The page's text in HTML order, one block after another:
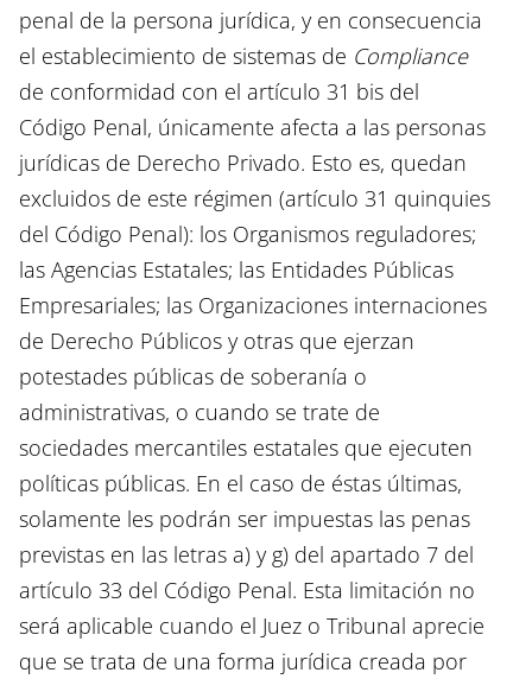
penal de la persona jurídica, y en consecuencia
el establecimiento de sistemas de Compliance
de conformidad con el artículo 31 bis del
Código Penal, únicamente afecta a las personas
jurídicas de Derecho Privado. Esto es, quedan
excluidos de este régimen (artículo 31 quinquies
del Código Penal): los Organismos reguladores;
las Agencias Estatales; las Entidades Públicas
Empresariales; las Organizaciones internaciones
de Derecho Públicos y otras que ejerzan
potestades públicas de soberanía o
administrativas, o cuando se trate de
sociedades mercantiles estatales que ejecuten
políticas públicas. En el caso de éstas últimas,
solamente les podrán ser impuestas las penas
previstas en las letras a) y g) del apartado 7 del
artículo 33 del Código Penal. Esta limitación no
será aplicable cuando el Juez o Tribunal aprecie
que se trata de una forma jurídica creada por